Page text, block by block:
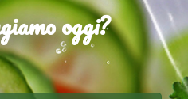
oggi?